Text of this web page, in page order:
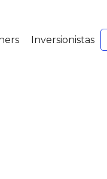
Inversionistas